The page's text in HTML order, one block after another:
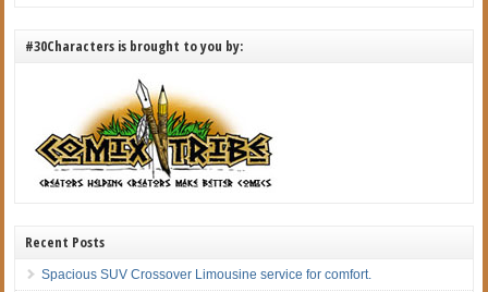
#30Characters is brought to you by:
Recent Posts
Spacious SUV Crossover Limousine service for comfort.